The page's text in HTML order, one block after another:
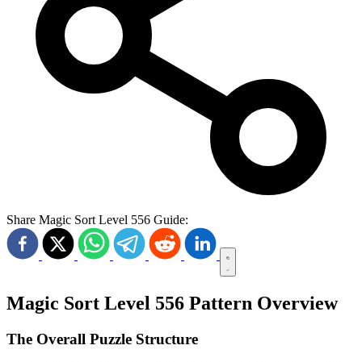
Share Magic Sort Level 556 Guide:
Magic Sort Level 556 Pattern Overview
The Overall Puzzle Structure